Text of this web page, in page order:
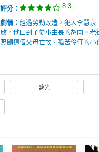
評分：
8.3
劇情： 經過勞動改造，犯人李慧泉
放，他回到了從小生長的胡同。老
照顧這個父母亡故、孤苦伶仃的小
藍光